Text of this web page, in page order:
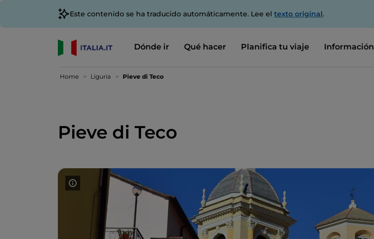
Este contenido se ha traducido automáticamente. Lee el texto original.
Dónde ir Qué hacer Planifica tu viaje Información
Home Liguria Pieve di Teco
Pieve di Teco